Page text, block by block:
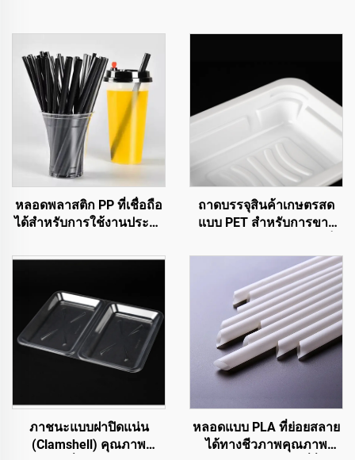
หลอดพลาสติก PP ที่เชื่อถือ
ได้สำหรับการใช้งานประจำ
ถาดบรรจุสินค้าเกษตรสด
แบบ PET สำหรับการขาย
ภาชนะแบบฝาปิดแน่น
(Clamshell) คุณภาพ
หลอดแบบ PLA ที่ย่อยสลาย
ได้ทางชีวภาพคุณภาพ